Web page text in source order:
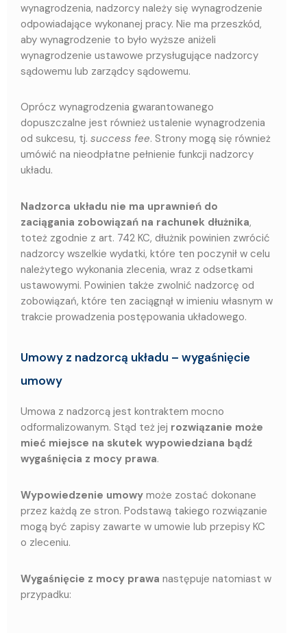
wynagrodzenia, nadzorcy należy się wynagrodzenie
odpowiadające wykonanej pracy. Nie ma przeszkód,
aby wynagrodzenie to było wyższe aniżeli
wynagrodzenie ustawowe przysługujące nadzorcy
sądowemu lub zarządcy sądowemu.
Oprócz wynagrodzenia gwarantowanego
dopuszczalne jest również ustalenie wynagrodzenia
od sukcesu, tj. success fee. Strony mogą się również
umówić na nieodpłatne pełnienie funkcji nadzorcy
układu.
Nadzorca układu nie ma uprawnień do
zaciągania zobowiązań na rachunek dłużnika,
toteż zgodnie z art. 742 KC, dłużnik powinien zwrócić
nadzorcy wszelkie wydatki, które ten poczynił w celu
należytego wykonania zlecenia, wraz z odsetkami
ustawowymi. Powinien także zwolnić nadzorcę od
zobowiązań, które ten zaciągnął w imieniu własnym w
trakcie prowadzenia postępowania układowego.
Umowy z nadzorcą układu – wygaśnięcie
umowy
Umowa z nadzorcą jest kontraktem mocno
odformalizowanym. Stąd też jej rozwiązanie może
mieć miejsce na skutek wypowiedziana bądź
wygaśnięcia z mocy prawa.
Wypowiedzenie umowy może zostać dokonane
przez każdą ze stron. Podstawą takiego rozwiązanie
mogą być zapisy zawarte w umowie lub przepisy KC
o zleceniu.
Wygaśnięcie z mocy prawa następuje natomiast w
przypadku: